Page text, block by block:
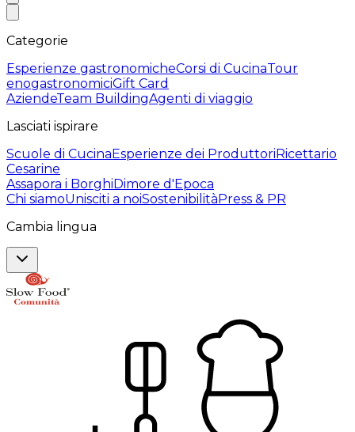
Categorie
Esperienze gastronomicheCorsi di CucinaTour
enogastronomiciGift Card
AziendeTeam BuildingAgenti di viaggio
Lasciati ispirare
Scuole di CucinaEsperienze dei ProduttoriRicettario
Cesarine
Assapora i BorghiDimore d'Epoca
Chi siamoUnisciti a noiSostenibilitàPress & PR
Cambia lingua